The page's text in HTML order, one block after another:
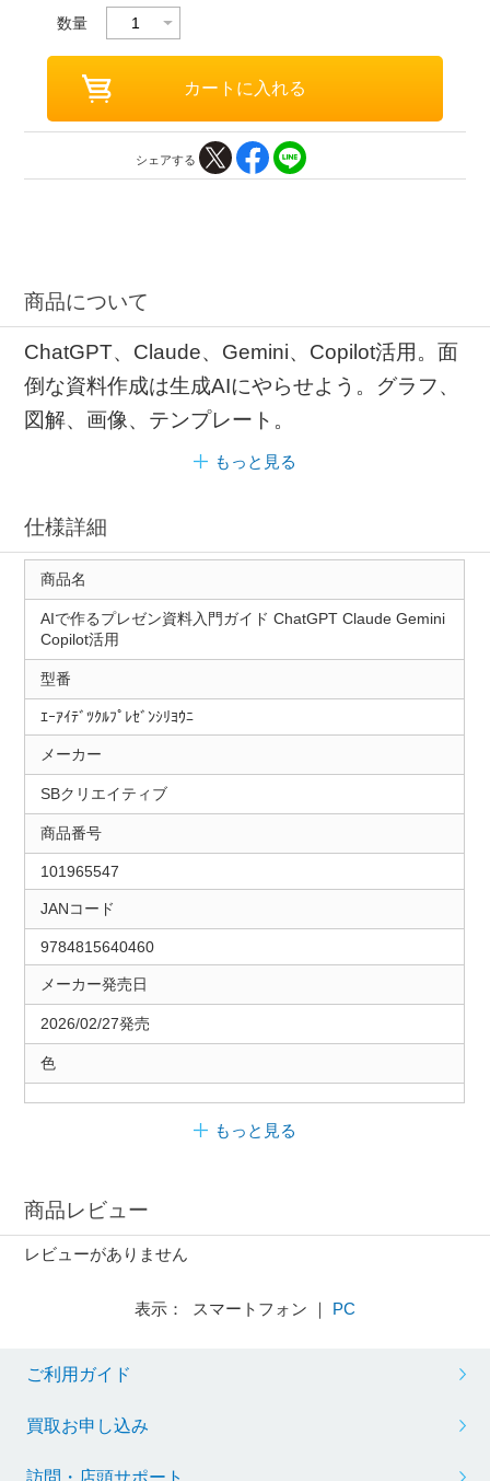
数量
シェアする
商品について
ChatGPT、Claude、Gemini、Copilot活用。面
倒な資料作成は生成AIにやらせよう。グラフ、
図解、画像、テンプレート。
もっと見る
仕様詳細
商品名
AIで作るプレゼン資料入門ガイド ChatGPT Claude Gemini
Copilot活用
型番
ｴｰｱｲﾃﾞﾂｸﾙﾌﾟﾚｾﾞﾝｼﾘﾖｳﾆ
メーカー
SBクリエイティブ
商品番号
101965547
JANコード
9784815640460
メーカー発売日
2026/02/27発売
色
もっと見る
商品レビュー
レビューがありません
表示： スマートフォン ｜ PC
ご利用ガイド
買取お申し込み
訪問・店頭サポート